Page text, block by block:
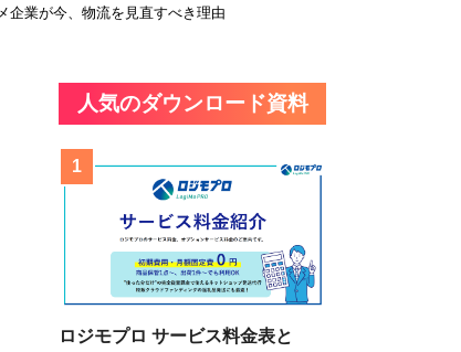
企業が今、物流を見直すべき理由
人気のダウンロード資料
ロジモプロ サービス料金表と